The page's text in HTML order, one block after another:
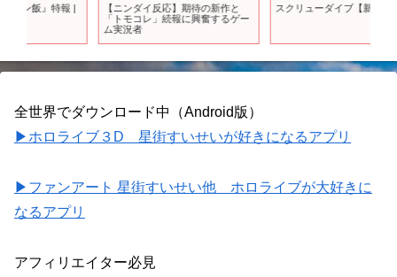
【ニンダイ反応】期待の新作と
「トモコレ」続報に興奮するゲー
スクリューダイブ【新作ゲーム】
全世界でダウンロード中（Android版）
▶ホロライブ３D 星街すいせいが好きになるアプリ
▶ファンアート 星街すいせい他 ホロライブが大好きに
なるアプリ
アフィリエイター必見